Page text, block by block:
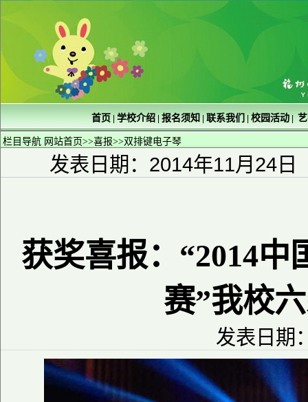
首页 学校介绍 报名须知 联系我们 校园活动
栏目导航 网站首页>>喜报>>双排键电子琴
发表日期：2014年11月24日
获奖喜报：“2014
赛”我校
发表日期